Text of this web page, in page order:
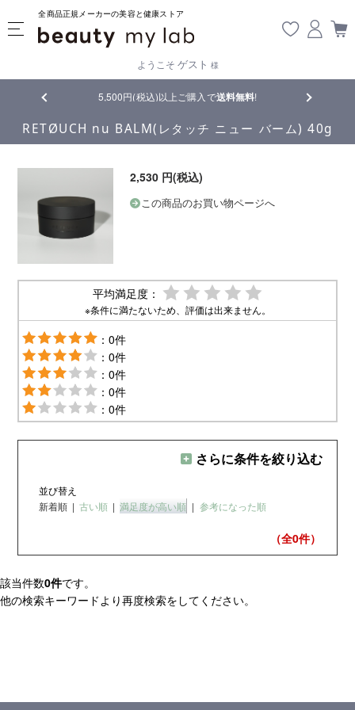
全商品正規メーカーの美容と健康ストア
ようこそ ゲスト 様
5,500円(税込)以上ご購入で送料無料! 【重要】
RETØUCH nu BALM(レタッチ ニュー バーム) 40g
2,530 円(税込)
この商品のお買い物ページへ
平均満足度：
※条件に満たないため、評価は出来ません。
：0件
：0件
：0件
：0件
：0件
さらに条件を絞り込む
並び替え
新着順 | 古い順 | 満足度が高い順 | 参考になった順
（全0件）
該当件数0件です。
他の検索キーワードより再度検索をしてください。